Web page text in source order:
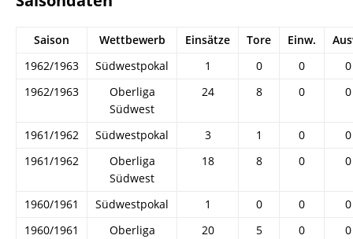
Saison Wettbewerb Einsätze Tore Einw.
1962/1963
Südwestpokal 1 0 0
0
1962/1963
Oberliga
Südwest
24 8 0 0
1961/1962 Südwestpokal 3 1 0
0
1961/1962
Oberliga
Südwest
18 8 0 0
1960/1961 Südwestpokal 1 0 0
0
1960/1961
Oberliga
20 5 0 0